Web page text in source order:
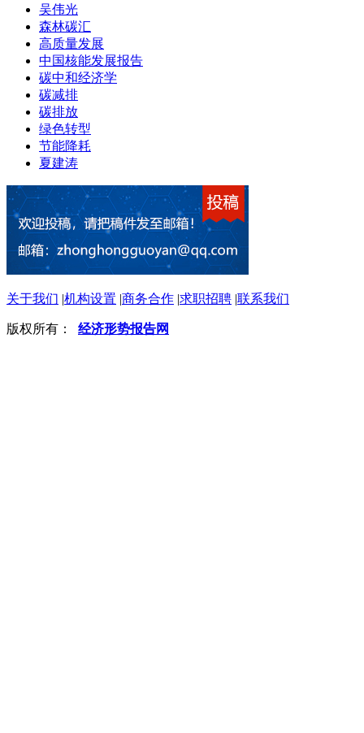
吴伟光
森林碳汇
高质量发展
中国核能发展报告
碳中和经济学
碳减排
碳排放
绿色转型
节能降耗
夏建涛
关于我们 |机构设置 |商务合作 |求职招聘 |联系我们
版权所有： 经济形势报告网